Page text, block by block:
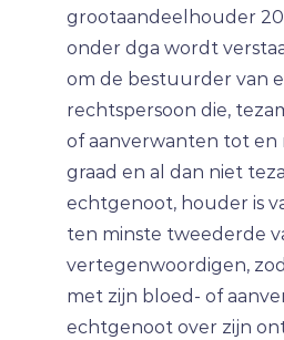
grootaandeelhouder
onder dga wordt
om de bestuurder van
rechtspersoon die,
of aanverwanten tot en
graad en al dan niet
echtgenoot, houder is
ten minste tweederde
vertegenwoordigen,
met zijn bloed- of
echtgenoot over zijn